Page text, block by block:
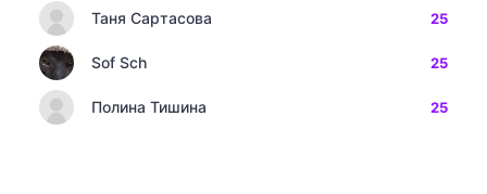
Таня Сартасова 25
Sof Sch 25
Полина Тишина 25